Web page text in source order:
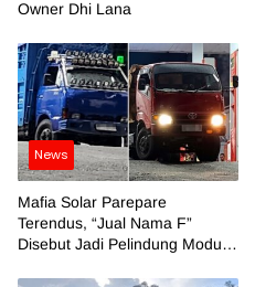
Owner Dhi Lana
News
Mafia Solar Parepare
Terendus, “Jual Nama F”
Disebut Jadi Pelindung Modus